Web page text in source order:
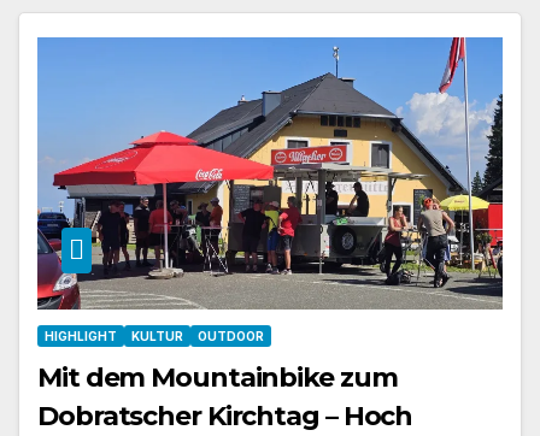
HIGHLIGHT KULTUR OUTDOOR
Mit dem Mountainbike zum
Dobratscher Kirchtag – Hoch